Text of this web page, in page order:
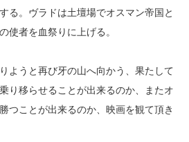
る。ヴラドは土壇場でオスマン帝国と
使者を血祭りに上げる。
ようと再び牙の山へ向かう、果たして
り移らせることが出来るのか、またオ
つことが出来るのか、映画を観て頂き